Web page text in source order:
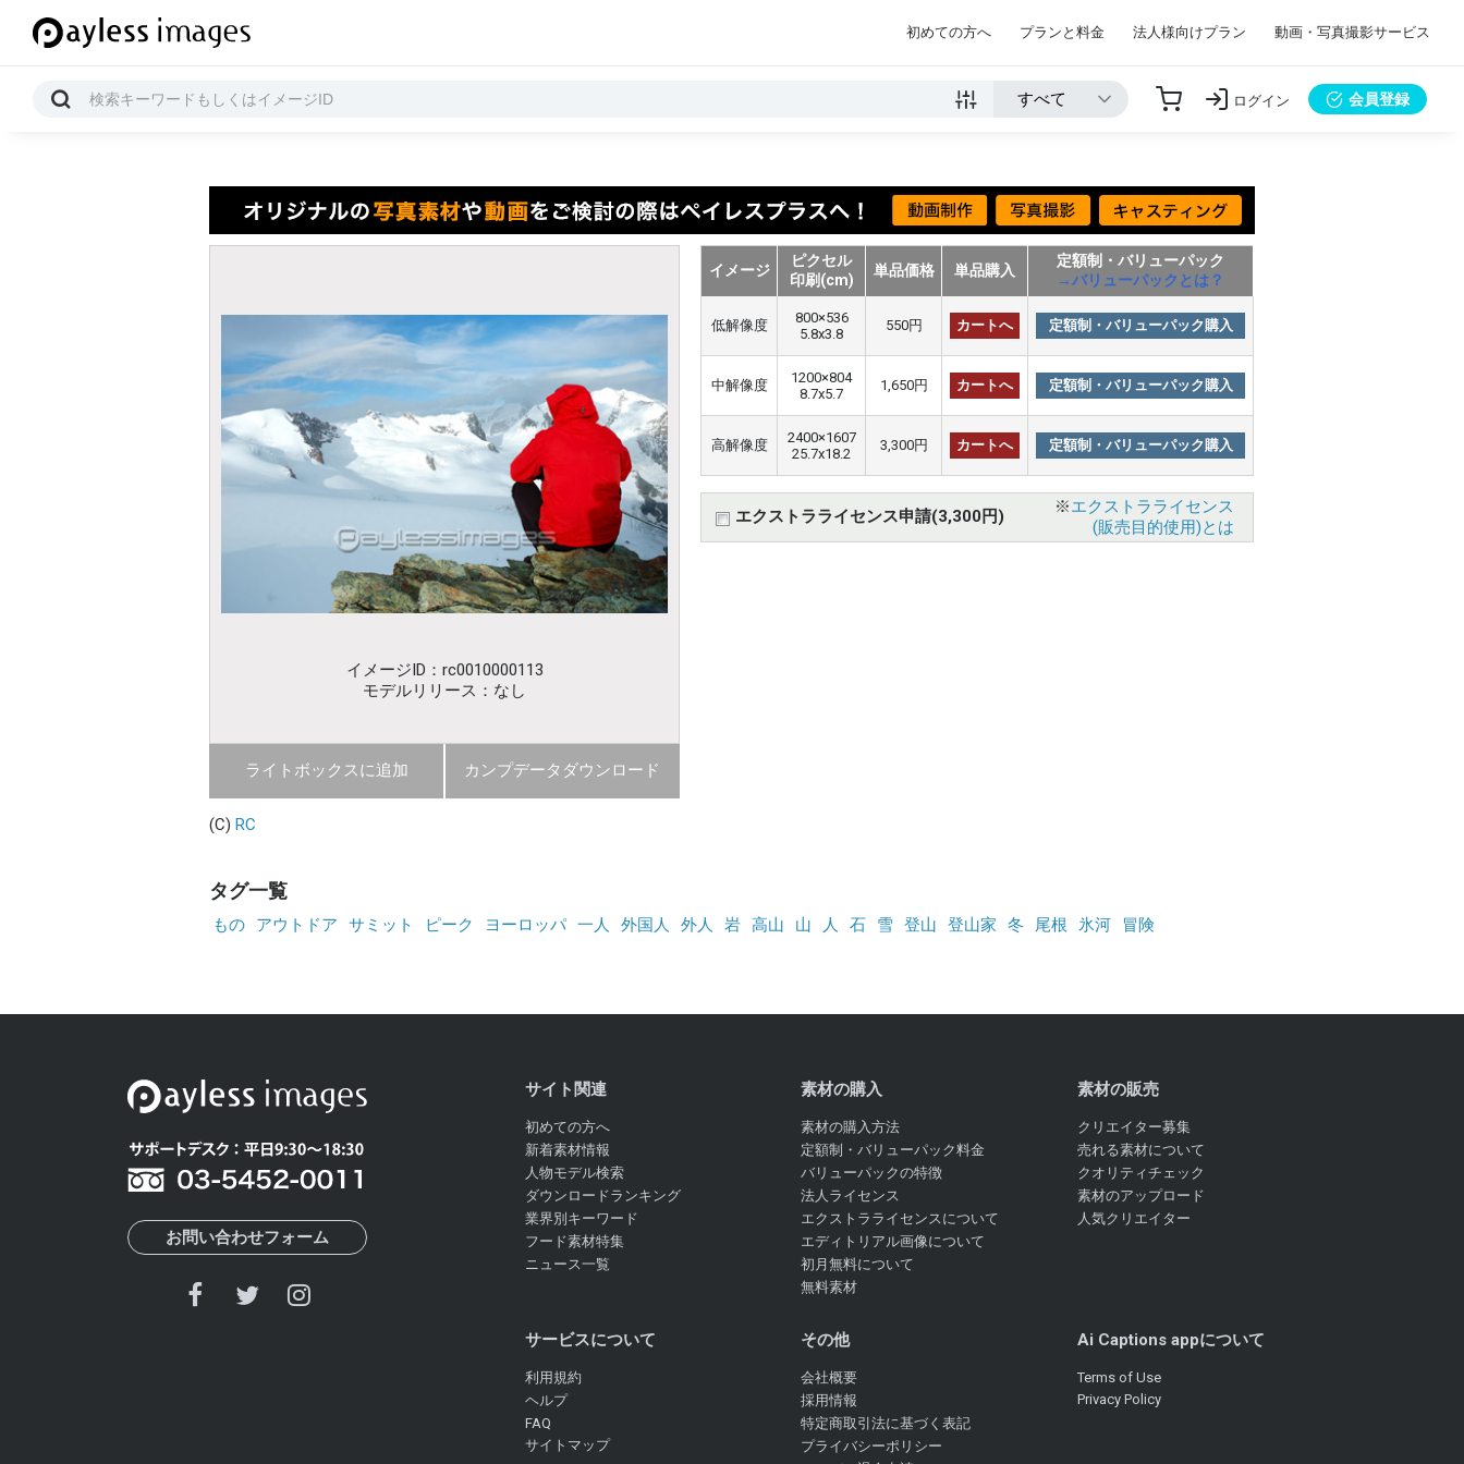
初めての方へ プランと料金 法人様向けプラン 動画・写真撮影サービス
ログイン 会員登録
イメージID：rc0010000113
モデルリリース：なし
ライトボックスに追加 カンプデータダウンロード
イメージ
ピクセル
印刷(cm)
単品価格 単品購入
定額制・バリューパック
→バリューパックとは？
低解像度
800×536
5.8x3.8
550円 カートへ 定額制・バリューパック購入
中解像度
1200×804
8.7x5.7
1,650円 カートへ 定額制・バリューパック購入
高解像度
2400×1607
25.7x18.2
3,300円 カートへ 定額制・バリューパック購入
エクストラライセンス申請(3,300円) ※エクストラライセンス
(販売目的使用)とは
(C) RC
タグ一覧
もの アウトドア サミット ピーク ヨーロッパ 一人 外国人 外人 岩 高山 山 人 石 雪 登山 登山家 冬 尾根 氷河 冒険
お問い合わせフォーム
サイト関連
初めての方へ
新着素材情報
人物モデル検索
ダウンロードランキング
業界別キーワード
フード素材特集
ニュース一覧
素材の購入
素材の購入方法
定額制・バリューパック料金
バリューパックの特徴
法人ライセンス
エクストラライセンスについて
エディトリアル画像について
初月無料について
無料素材
素材の販売
クリエイター募集
売れる素材について
クオリティチェック
素材のアップロード
人気クリエイター
サービスについて
利用規約
ヘルプ
FAQ
サイトマップ
その他
会社概要
採用情報
特定商取引法に基づく表記
プライバシーポリシー
Ai Captions appについて
Terms of Use
Privacy Policy